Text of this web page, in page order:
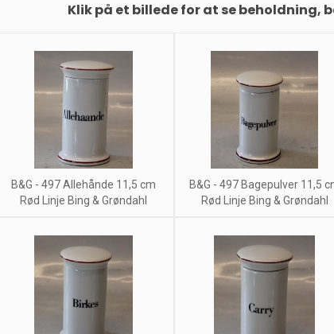
Klik på et billede for at se beholdning,
B&G - 497 Allehånde 11,5 cm
Rød Linje Bing & Grøndahl
B&G - 497 Bagepulver 11,5
Rød Linje Bing & Grøndahl